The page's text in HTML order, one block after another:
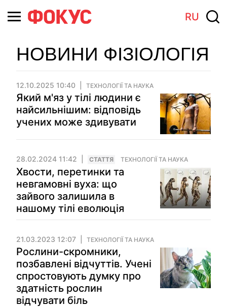
RU
НОВИНИ ФІЗІОЛОГІЯ
12.10.2025 10:40 ТЕХНОЛОГІЇ ТА НАУКА
Який м'яз у тілі людини є
найсильнішим: відповідь
учених може здивувати
28.02.2024 11:42 СТАТТЯ ТЕХНОЛОГІЇ ТА НАУКА
Хвости, перетинки та
невгамовні вуха: що
зайвого залишила в
нашому тілі еволюція
21.03.2023 12:07 ТЕХНОЛОГІЇ ТА НАУКА
Рослини-скромники,
позбавлені відчуттів. Учені
спростовують думку про
здатність рослин
відчувати біль